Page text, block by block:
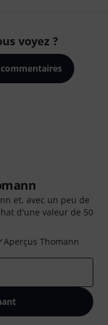
voyez ?
et, avec un peu de
d'une valeur de 50
Aperçus Thomann